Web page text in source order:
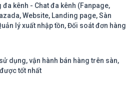
kênh - Chat đa kênh (Fanpage,
Website, Landing page, Sàn
lý xuất nhập tồn, Đối soát đơn hàng
dụng, vận hành bán hàng trên sàn,
tốt nhất